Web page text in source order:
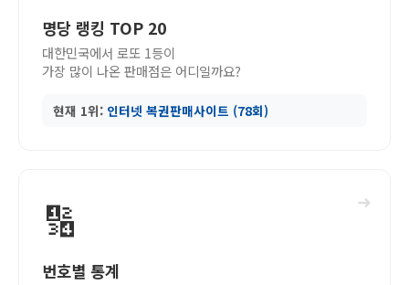
명당 랭킹 TOP 20
대한민국에서 로또 1등이
가장 많이 나온 판매점은 어디일까요?
현재 1위: 인터넷 복권판매사이트 (78회)
➜
🔢
번호별 통계